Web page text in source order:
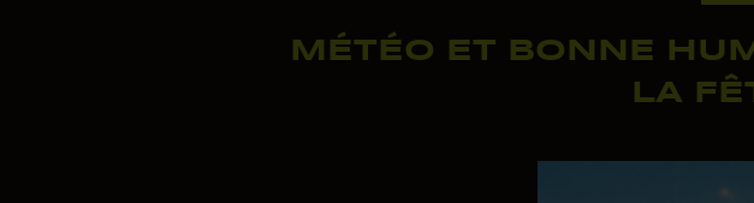
MÉTÉO ET BONNE
LA